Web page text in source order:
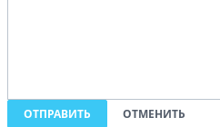
ОТПРАВИТЬ
ОТМЕНИТЬ